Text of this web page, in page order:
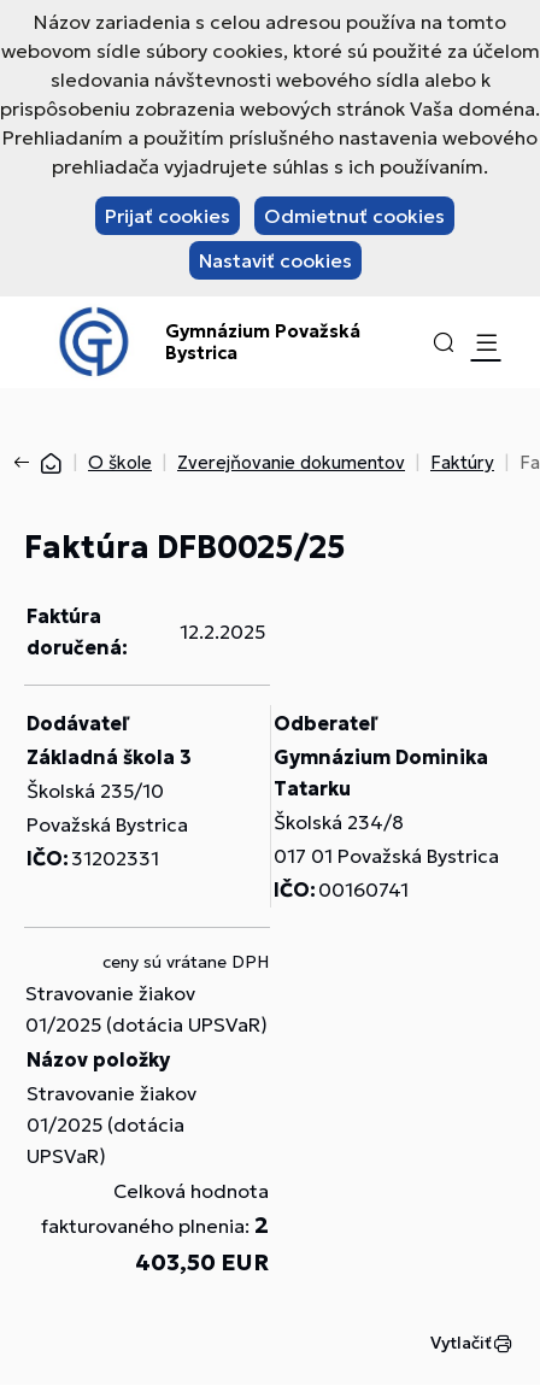
Názov zariadenia s celou adresou používa na tomto
webovom sídle súbory cookies, ktoré sú použité za účelom
sledovania návštevnosti webového sídla alebo k
prispôsobeniu zobrazenia webových stránok Vaša doména.
Prehliadaním a použitím príslušného nastavenia webového
prehliadača vyjadrujete súhlas s ich používaním.
Prijať cookies
Odmietnuť cookies
Nastaviť cookies
Gymnázium Považská
Bystrica
O škole Zverejňovanie dokumentov Faktúry
Faktúra DFB0025/25
Faktúra
doručená:
12.2.2025
Dodávateľ
Základná škola 3
Školská 235/10
Považská Bystrica
IČO: 31202331
Odberateľ
Gymnázium Dominika
Tatarku
Školská 234/8
017 01 Považská Bystrica
IČO: 00160741
ceny sú vrátane DPH
Stravovanie žiakov
01/2025 (dotácia UPSVaR)
Názov položky
Stravovanie žiakov
01/2025 (dotácia
UPSVaR)
Celková hodnota
fakturovaného plnenia: 2
403,50 EUR
Vytlačiť